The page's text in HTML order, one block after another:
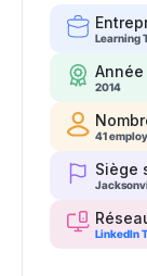
Learning
2014
41
Siège
LinkedIn